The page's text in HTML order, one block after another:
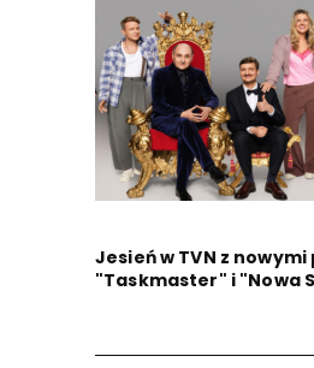
Jesień w TVN z
"Taskmaster" i "Nowa